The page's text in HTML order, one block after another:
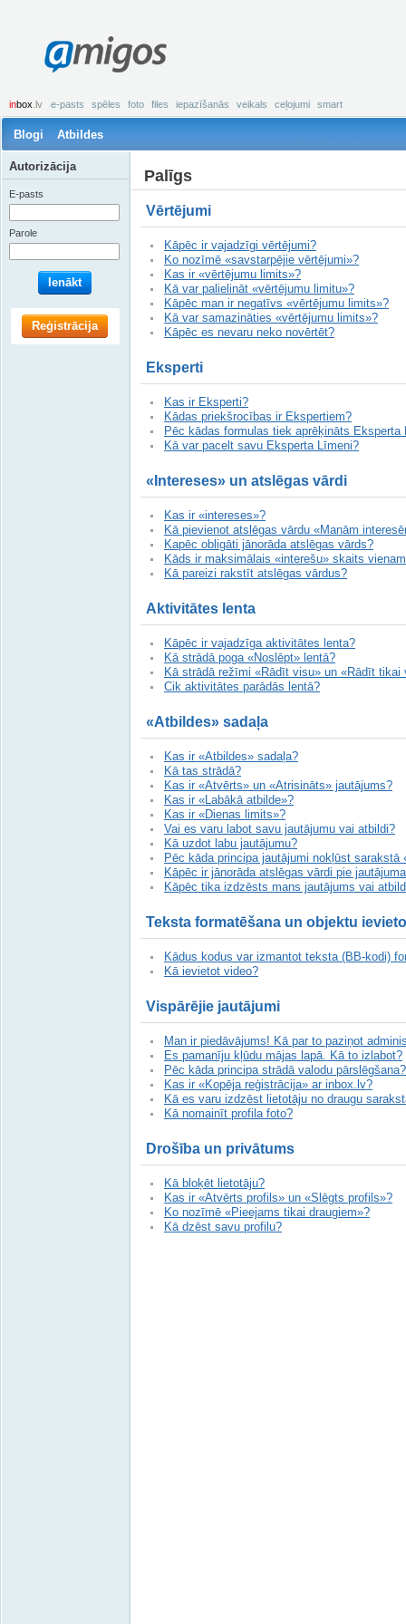
amigos
inbox .lv e-pasts spēles foto files iepazīšanās veikals ceļojumi smart
Blogi Atbildes
Palīgs
Vērtējumi
Kāpēc ir vajadzīgi vērtējumi?
Ko nozīmē «savstarpējie vērtējumi»?
Kas ir «vērtējumu limits»?
Kā var palielināt «vērtējumu limitu»?
Kāpēc man ir negatīvs «vērtējumu limits»?
Kā var samazināties «vērtējumu limits»?
Kāpēc es nevaru neko novērtēt?
Eksperti
Kas ir Eksperti?
Kādas priekšrocības ir Ekspertiem?
Pēc kādas formulas tiek aprēķināts Eksperta
Kā var pacelt savu Eksperta Līmeni?
«Intereses» un atslēgas vārdi
Kas ir «intereses»?
Kā pievienot atslēgas vārdu «Manām
Kapēc obligāti jānorāda atslēgas vārds?
Kāds ir maksimālais «interešu» skaits
Kā pareizi rakstīt atslēgas vārdus?
Aktivitātes lenta
Kāpēc ir vajadzīga aktivitātes lenta?
Kā strādā poga «Noslēpt» lentā?
Kā strādā režīmi «Rādīt visu» un «Rādīt tikai
Cik aktivitātes parādās lentā?
«Atbildes» sadaļa
Kas ir «Atbildes» sadaļa?
Kā tas strādā?
Kas ir «Atvērts» un «Atrisināts» jautājums?
Kas ir «Labākā atbilde»?
Kas ir «Dienas limits»?
Vai es varu labot savu jautājumu vai atbildi?
Kā uzdot labu jautājumu?
Pēc kāda principa jautājumi nokļūst sarakstā
Kāpēc ir jānorāda atslēgas vārdi pie
Kāpēc tika izdzēsts mans jautājums vai
Teksta formatēšana un objektu
Kādus kodus var izmantot teksta (BB-kodi)
Kā ievietot video?
Vispārējie jautājumi
Man ir piedāvājums! Kā par to paziņot
Es pamanīju kļūdu mājas lapā. Kā to izlabot?
Pēc kāda principa strādā valodu pārslēgšana?
Kas ir «Kopēja reģistrācija» ar inbox.lv?
Kā es varu izdzēst lietotāju no draugu
Kā nomainīt profila foto?
Drošība un privātums
Kā bloķēt lietotāju?
Kas ir «Atvērts profils» un «Slēgts profils»?
Ko nozīmē «Pieejams tikai draugiem»?
Kā dzēst savu profilu?
Autorizācija
E-pasts
Parole
Ienākt
Reģistrācija